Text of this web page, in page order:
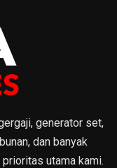
generator set,
dan banyak
utama kami.